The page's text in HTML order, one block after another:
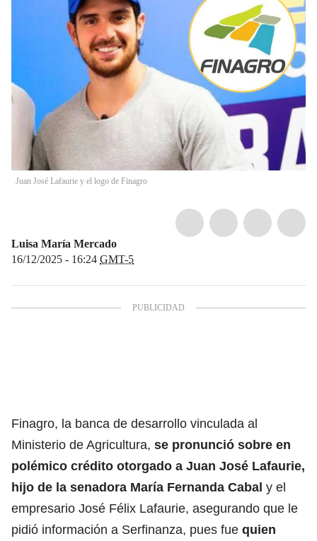
Juan José Lafaurie y el logo de Finagro
Luisa María Mercado
16/12/2025 - 16:24 GMT-5
Finagro, la banca de desarrollo vinculada al
Ministerio de Agricultura, se pronunció sobre en
polémico crédito otorgado a Juan José Lafaurie,
hijo de la senadora María Fernanda Cabal y el
empresario José Félix Lafaurie, asegurando que le
pidió información a Serfinanza, pues fue quien